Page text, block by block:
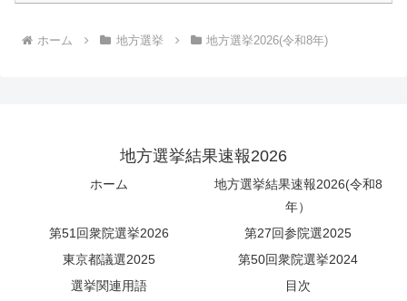
ホーム 地方選挙 地方選挙2026(令和8年)
地方選挙結果速報2026
ホーム
地方選挙結果速報2026(令和8
年）
第51回衆院選挙2026
第27回参院選2025
東京都議選2025
第50回衆院選挙2024
選挙関連用語
目次